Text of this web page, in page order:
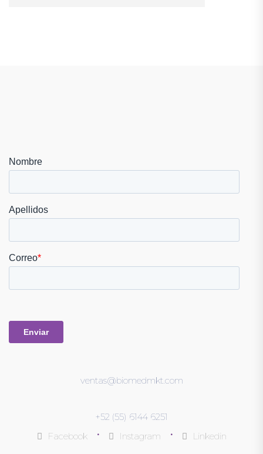
ventas@biomedmkt.com
+52 (55) 6144 6251
Facebook
• Instagram • Linkedin